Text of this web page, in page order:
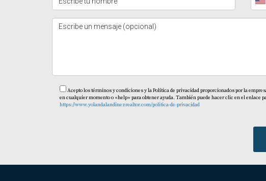
Acepto los términos y condiciones y la Política de privacidad proporcionados por la
en cualquier momento o «help» para obtener ayuda. También puede hacer clic en el
https://www.yolandalandinezrealtor.com/politica-de-privacidad